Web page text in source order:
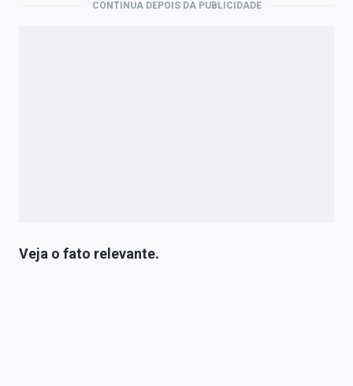
CONTINUA DEPOIS DA PUBLICIDADE
Veja o fato relevante.